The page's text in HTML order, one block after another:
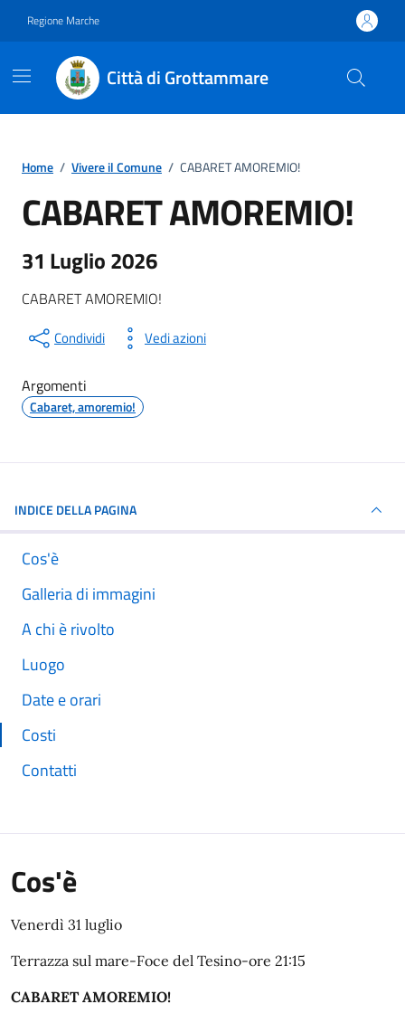
Regione Marche
Città di Grottammare
Home / Vivere il Comune / CABARET AMOREMIO!
CABARET AMOREMIO!
31 Luglio 2026
CABARET AMOREMIO!
Condividi Vedi azioni
Argomenti
Cabaret, amoremio!
INDICE DELLA PAGINA
Cos'è
Galleria di immagini
A chi è rivolto
Luogo
Date e orari
Costi
Contatti
Cos'è
Venerdì 31 luglio
Terrazza sul mare-Foce del Tesino-ore 21:15
CABARET AMOREMIO!